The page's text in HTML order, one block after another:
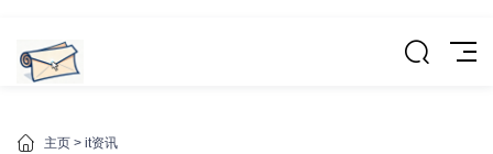
主页 > it资讯